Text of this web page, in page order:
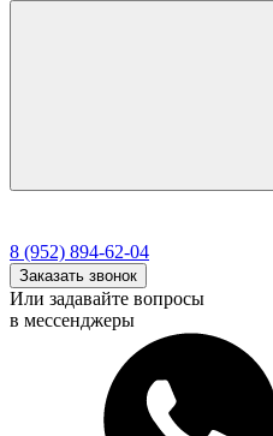
8 (952) 894-62-04
Заказать звонок
Или задавайте вопросы
в мессенджеры